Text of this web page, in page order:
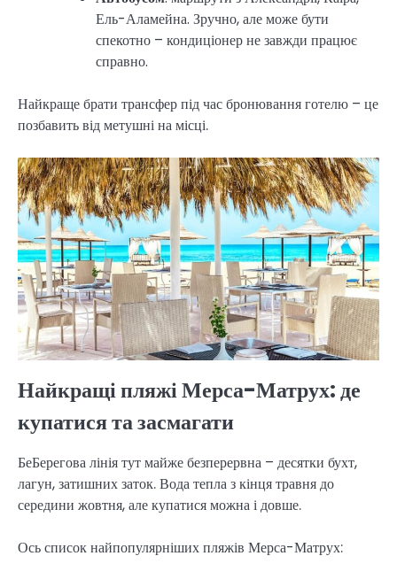
Ель-Аламейна. Зручно, але може бути
спекотно – кондиціонер не завжди працює
справно.
Найкраще брати трансфер під час бронювання готелю – це
позбавить від метушні на місці.
Найкращі пляжі Мерса-Матрух: де
купатися та засмагати
БеБерегова лінія тут майже безперервна – десятки бухт,
лагун, затишних заток. Вода тепла з кінця травня до
середини жовтня, але купатися можна і довше.
Ось список найпопулярніших пляжів Мерса-Матрух: